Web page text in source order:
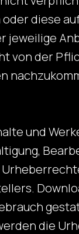
diese
jeweilige
von der
und
die